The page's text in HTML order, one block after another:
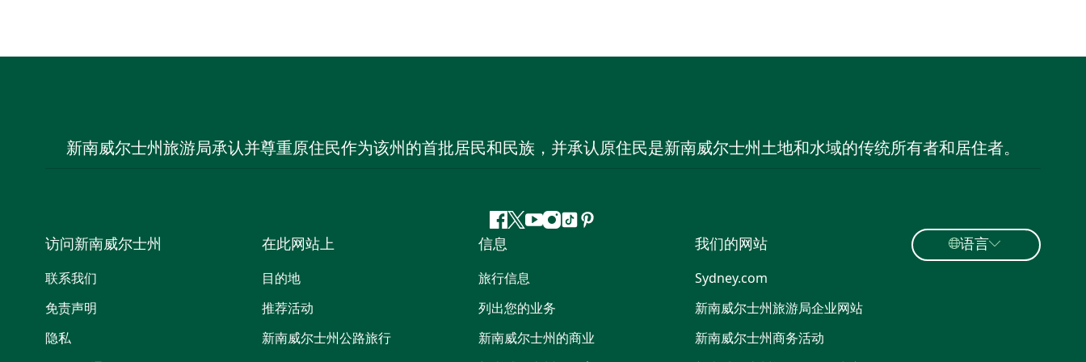
新南威尔士州旅游局承认并尊重原住民作为该州的首批居民和民族，并承认原住民是新南威尔士州土地和水域的传统所有者和居住者。
Facebook
叽
喳
喳
YouTube
Instagram
抖 Pinterest
访问新南威尔士州
联系我们
免责声明
隐私
在此网站上
目的地
推荐活动
新南威尔士州公路旅行
信息
旅行信息
列出您的业务
新南威尔士州的商业
我们的网站
Sydney.com
新南威尔士州旅游局企业网站
新南威尔士州商务活动
语言